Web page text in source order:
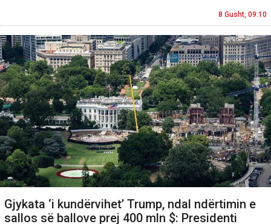
8 Gusht, 09:10
Gjykata ‘i kundërvihet’ Trump, ndal ndërtimin e
sallos së ballove prej 400 mln $: Presidenti